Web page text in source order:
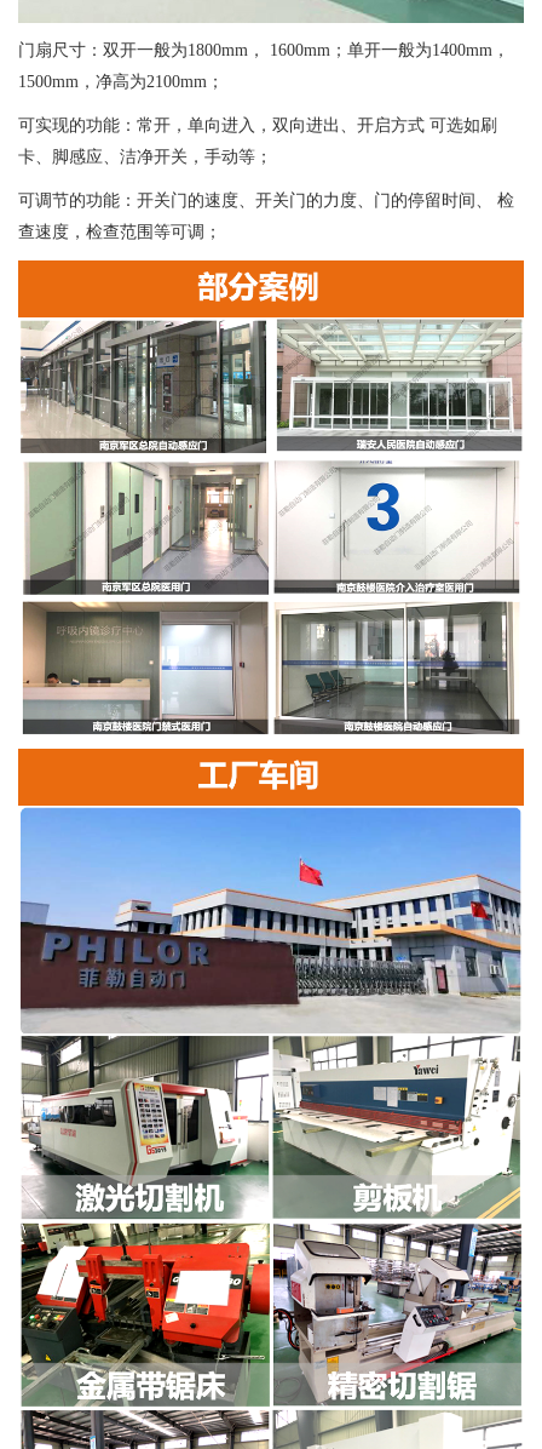
门扇尺寸：双开一般为1800mm， 1600mm；单开一般为1400mm，
1500mm，净高为2100mm；
可实现的功能：常开，单向进入，双向进出、开启方式 可选如刷
卡、脚感应、洁净开关，手动等；
可调节的功能：开关门的速度、开关门的力度、门的停留时间、 检
查速度，检查范围等可调；